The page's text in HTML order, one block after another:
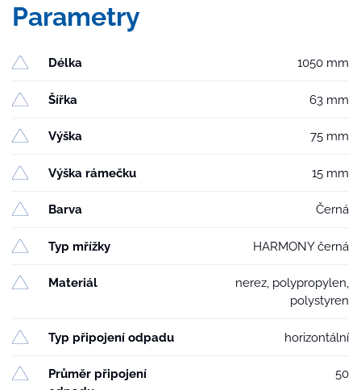
Parametry
Délka 1050 mm
Šířka 63 mm
Výška 75 mm
Výška rámečku 15 mm
Barva Černá
Typ mřížky HARMONY černá
Materiál
nerez, polypropylen,
polystyren
Typ připojení odpadu horizontální
Průměr připojení
50